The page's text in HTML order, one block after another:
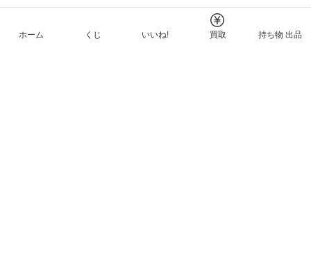
ホーム くじ いいね! 買取 持ち物 出品